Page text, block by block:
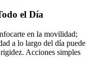
el Día
en la movilidad;
a lo largo del día puede
Acciones simples